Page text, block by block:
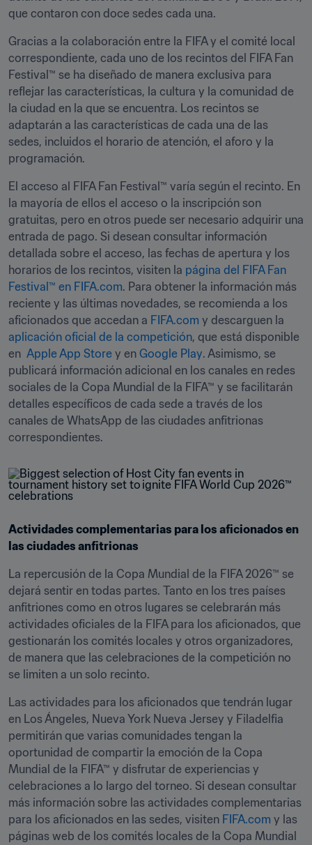
que contaron con doce sedes cada una.
Gracias a la colaboración entre la FIFA y el comité local
correspondiente, cada uno de los recintos del FIFA Fan
Festival™ se ha diseñado de manera exclusiva para
reflejar las características, la cultura y la comunidad de
la ciudad en la que se encuentra. Los recintos se
adaptarán a las características de cada una de las
sedes, incluidos el horario de atención, el aforo y la
programación.
El acceso al FIFA Fan Festival™ varía según el recinto. En
la mayoría de ellos el acceso o la inscripción son
gratuitas, pero en otros puede ser necesario adquirir una
entrada de pago. Si desean consultar información
detallada sobre el acceso, las fechas de apertura y los
horarios de los recintos, visiten la página del FIFA Fan
Festival™ en FIFA.com. Para obtener la información más
reciente y las últimas novedades, se recomienda a los
aficionados que accedan a FIFA.com
aplicación oficial de la competición, que está disponible
en Apple App Store y en Google Play. Asimismo, se
publicará información adicional en los canales en redes
sociales de la Copa Mundial de la FIFA™ y se facilitarán
detalles específicos de cada sede a través de los
canales de WhatsApp de las ciudades anfitrionas
correspondientes.
Actividades complementarias para los aficionados en
las ciudades anfitrionas
La repercusión de la Copa Mundial de la FIFA 2026™ se
dejará sentir en todas partes. Tanto en los tres países
anfitriones como en otros lugares se celebrarán más
actividades oficiales de la FIFA para los aficionados, que
gestionarán los comités locales y otros organizadores,
de manera que las celebraciones de la competición no
se limiten a un solo recinto.
Las actividades para los aficionados que tendrán lugar
en Los Ángeles, Nueva York Nueva Jersey y Filadelfia
permitirán que varias comunidades tengan la
oportunidad de compartir la emoción de la Copa
Mundial de la FIFA™ y disfrutar de experiencias y
celebraciones a lo largo del torneo. Si desean consultar
más información sobre las actividades complementarias
para los aficionados en las sedes, visiten FIFA.com y las
páginas web de los comités locales de la Copa Mundial